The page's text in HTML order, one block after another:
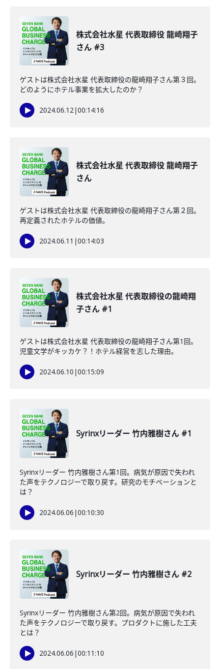
株式会社水星 代表取締役 龍崎翔子
さん #3
ゲストは株式会社水星 代表取締役の龍崎翔子さん第３回。
どのようにホテル事業を拡大したのか？
2024.06.12|00:14:16
株式会社水星 代表取締役 龍崎翔子
さん
ゲストは株式会社水星 代表取締役の龍崎翔子さん第２回。
再定義されたホテルの価値。
2024.06.11 |00:14:03
株式会社水星 代表取締役の龍崎翔
子さん #1
ゲストは株式会社水星 代表取締役の龍崎翔子さん第1回。
児童文学がキッカケ？！ホテル経営を志した理由。
2024.06.10 |00:15:09
Syrinxリーダー 竹内雅樹さん #1
Syrinxリーダー 竹内雅樹さん第1回。病気が原因で失われ
た声をテクノロジーで取り戻す。研究のモチベーションと
は？
2024.06.06 |00:10:30
Syrinxリーダー 竹内雅樹さん #2
Syrinxリーダー 竹内雅樹さん第2回。病気が原因で失われ
た声をテクノロジーで取り戻す。プロダクトに施した工夫
とは？
2024.06.06 |00:11:10